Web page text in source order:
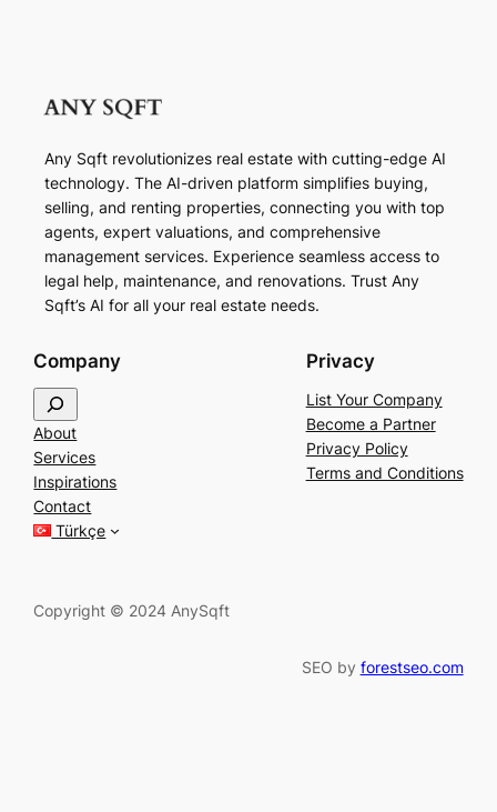
Any Sqft revolutionizes real estate with cutting-edge AI
technology. The AI-driven platform simplifies buying,
selling, and renting properties, connecting you with top
agents, expert valuations, and comprehensive
management services. Experience seamless access to
legal help, maintenance, and renovations. Trust Any
Sqft’s AI for all your real estate needs.
Company
e
a
r
c
h
About
Services
Inspirations
Contact
Türkçe
Privacy
List Your Company
Become a Partner
Privacy Policy
Terms and Conditions
Copyright © 2024 AnySqft
SEO by forestseo.com